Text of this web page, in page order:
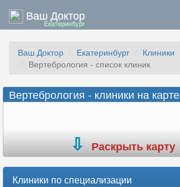
Ваш Доктор
Екатеринбург
Ваш Доктор Екатеринбург
Клиники
Вертебрология - список клиник
Вертебрология - клиники на карте
Раскрыть карту
Клиники по специализации